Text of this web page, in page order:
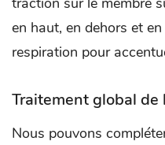
en haut, en dehors et
respiration pour
Traitement global de
Nous pouvons